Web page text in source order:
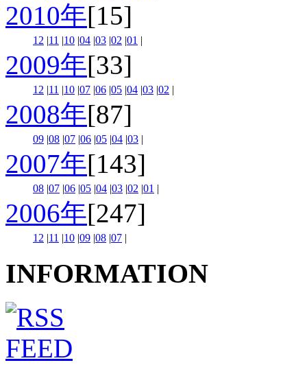
2010年[15]
12 |11 |10 |04 |03 |02 |01 |
2009年[33]
12 |11 |10 |07 |06 |05 |04 |03 |02 |
2008年[87]
09 |08 |07 |06 |05 |04 |03 |
2007年[143]
08 |07 |06 |05 |04 |03 |02 |01 |
2006年[247]
12 |11 |10 |09 |08 |07 |
INFORMATION